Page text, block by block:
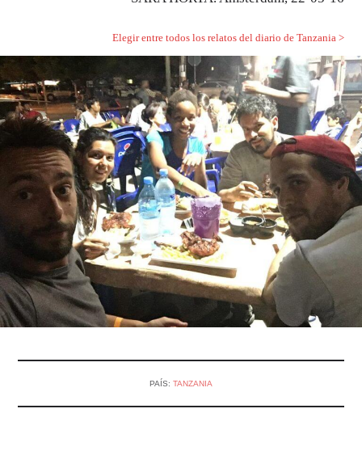
Elegir entre todos los relatos del diario de Tanzania >
PAÍS: TANZANIA